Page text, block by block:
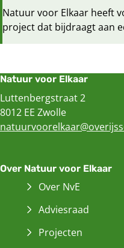
Natuur voor Elkaar heeft
project dat bijdraagt aan
Natuur voor Elkaar
Luttenbergstraat 2
8012 EE Zwolle
Over Natuur voor Elkaar
Over NvE
Adviesraad
Projecten